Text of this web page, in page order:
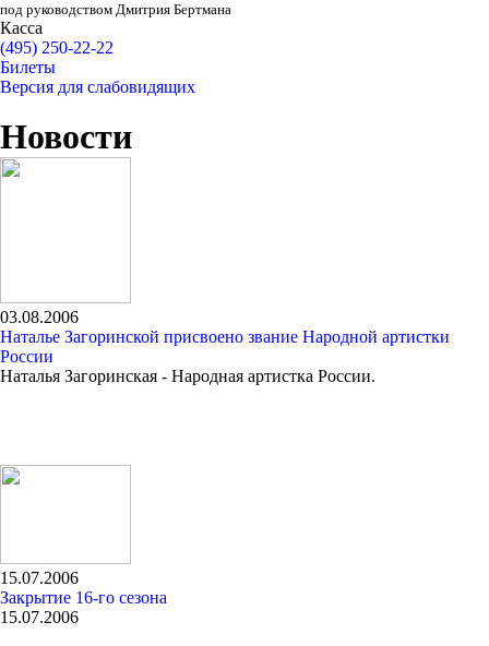
под руководством Дмитрия Бертмана
Касса
(495) 250-22-22
Билеты
Версия для слабовидящих
Новости
03.08.2006
Наталье Загоринской присвоено звание Народной артистки
России
Наталья Загоринская - Народная артистка России.
15.07.2006
Закрытие 16-го сезона
15.07.2006